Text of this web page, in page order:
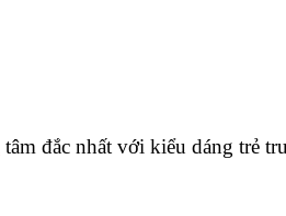
tâm đắc nhất với kiểu dáng trẻ